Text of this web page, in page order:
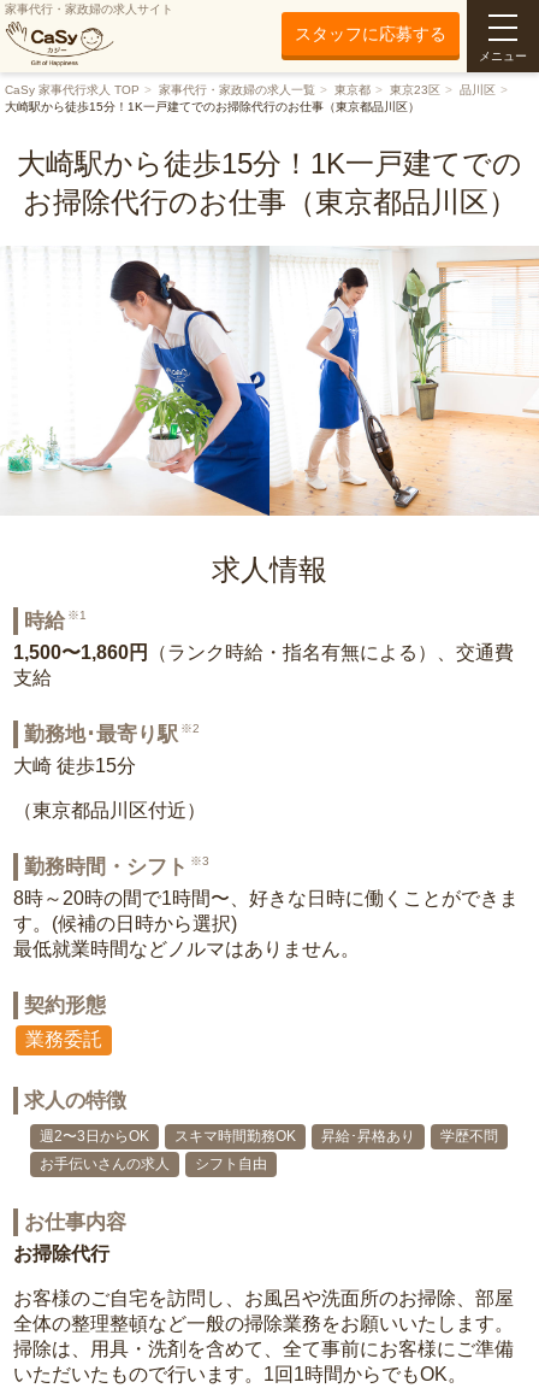
家事代行・家政婦の求人サイト
スタッフに応募する
メニュー
CaSy 家事代行求人 TOP 家事代行・家政婦の求人一覧 東京都 東京23区
品川区
大崎駅から徒歩15分！1K一戸建てでのお掃除代行のお仕事（東京都品川区）
大崎駅から徒歩15分！1K一戸建てでの
お掃除代行のお仕事（東京都品川区）
求人情報
時給 ※1
1,500〜1,860円
（ランク時給・指名有無による）、交通費
支給
勤務地･最寄り駅 ※2
大崎 徒歩15分
（東京都品川区付近）
勤務時間・シフト ※3
8時～20時の間で1時間〜、好きな日時に働くことができま
す。(候補の日時から選択)
最低就業時間などノルマはありません。
契約形態
業務委託
求人の特徴
週2〜3日からOK スキマ時間勤務OK 昇給･昇格あり
学歴不問
お手伝いさんの求人
シフト自由
お仕事内容
お掃除代行
お客様のご自宅を訪問し、お風呂や洗面所のお掃除、部屋
全体の整理整頓など一般の掃除業務をお願いいたします。
掃除は、用具・洗剤を含めて、全て事前にお客様にご準備
いただいたもので行います。1回1時間からでもOK。